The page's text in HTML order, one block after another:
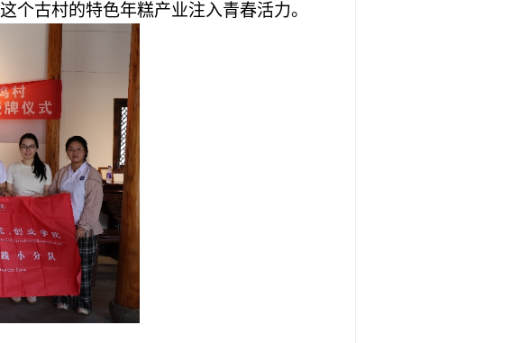
这个古村的特色年糕产业注入青春活力。